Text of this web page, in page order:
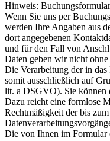
Hinweis: Buchungsformular
Wenn Sie uns per
werden Ihre Angaben aus
dort angegebenen
und für den Fall von
Daten geben wir nicht
Die Verarbeitung der in
somit ausschließlich auf
lit. a DSGVO). Sie können
Dazu reicht eine formlose
Rechtmäßigkeit der bis
Die von Ihnen im Formular